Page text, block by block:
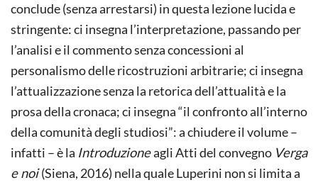
conclude (senza arrestarsi) in questa lezione lucida e
stringente: ci insegna l’interpretazione, passando per
l’analisi e il commento senza concessioni al
personalismo delle ricostruzioni arbitrarie; ci insegna
l’attualizzazione senza la retorica dell’attualità e la
prosa della cronaca; ci insegna “il confronto all’interno
della comunità degli studiosi”: a chiudere il volume –
infatti – è la Introduzioneagli Atti del convegno Verga
e noi(Siena, 2016) nella quale Luperini non si limita a